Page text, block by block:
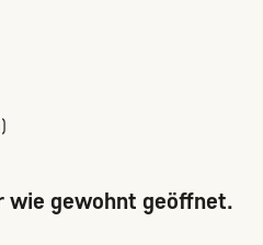
wie gewohnt geöffnet.